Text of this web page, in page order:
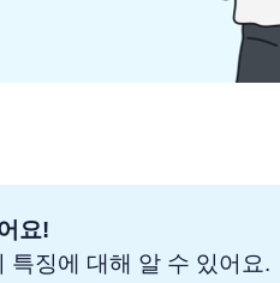
요!
징에 대해 알 수 있어요.